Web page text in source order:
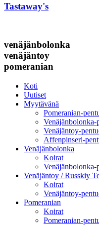
Tastaway's
venäjänbolonka
venäjäntoy
pomeranian
Koti
Uutiset
Myytävänä
Pomeranian-
Venäjänbolonka-
Venäjäntoy-
Affenpinseri-
Venäjänbolonka
Koirat
Venäjänbolonka-
Venäjäntoy / Russkiy
Koirat
Venäjäntoy-
Pomeranian
Koirat
Pomeranian-